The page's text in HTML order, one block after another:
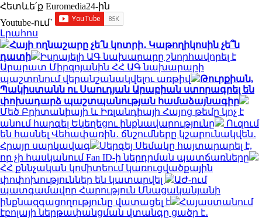
Հետևե՛ք Euromedia24-ին
Youtube-ում`
Լրահոս
Հայի ողնաշարը չե՛ն կոտրի․ Կաթողիկոսին չե՞ն
դատի
Իսրայելի ԱԳ նախարարը շնորհավորել է
Արարատ Միրզոյանին ՀՀ ԱԳ նախարարի
պաշտոնում վերանշանակվելու առթիվ
Թուրքիան,
Պակիստանն ու Սաուդյան Արաբիան ստորագրել են
փոխադարձ պաշտպանության համաձայնագիր
Մեծ Բրիտանիայի և Իռլանդիայի Հայոց թեմը կոչ է
անում հարգել Եկեղեցու ինքնավարությունը
Ուզում
են հասնել Վեհափառին․ ճնշումները կշարունակվեն․
Հրայր սարկավագ
Սերգեյ Սեմակը հայտարարել է,
որ չի հասկանում Fan ID-ի ներդրման պատճառները
ՀՀ քննչական կոմիտեում կառուցվածքային
փոփոխություններ են կատարվել
ԱԺ-ում
պատգամավոր Հարություն Մնացականյանի
ինքնազգացողությունը վատացել է
Հայաստանում
էբոլայի ներթափանցման վտանգը ցածր է․